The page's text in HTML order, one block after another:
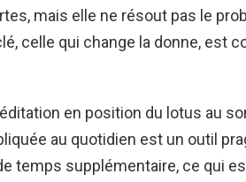
mais elle ne résout pas le
celle qui change la donne, est
en position du lotus au
au quotidien est un outil
temps supplémentaire, ce qui